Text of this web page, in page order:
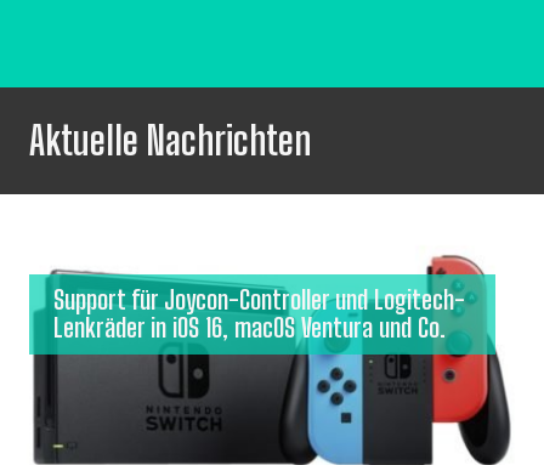
Aktuelle Nachrichten
Support für Joycon-Controller und Logitech-
Lenkräder in iOS 16, macOS Ventura und Co.